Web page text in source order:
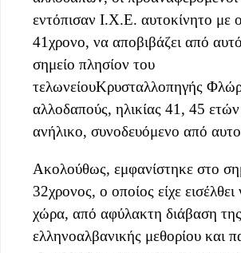
εντόπισαν Ι.Χ.Ε. αυτοκίνητο με
41χρονο, να αποβιβάζει από
σημείο πλησίον του
τελωνείουΚρυσταλλοπηγής
αλλοδαπούς, ηλικίας 41, 45 ετών
ανήλικο, συνοδευόμενο από
Ακολούθως, εμφανίστηκε στο
32χρονος, ο οποίος είχε
χώρα, από αφύλακτη διάβαση της
ελληνοαλβανικής μεθορίου και